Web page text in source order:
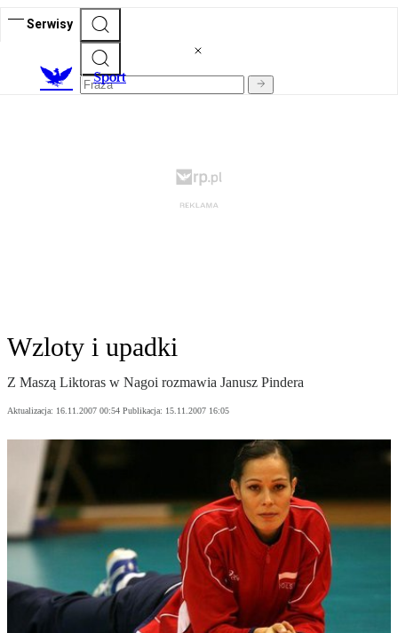
Serwisy
Sport
Wzloty i upadki
Z Maszą Liktoras w Nagoi rozmawia Janusz Pindera
Aktualizacja: 16.11.2007 00:54 Publikacja: 15.11.2007 16:05